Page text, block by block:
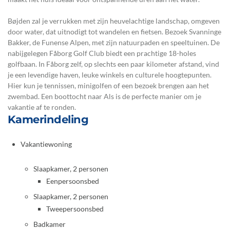
Bøjden zal je verrukken met zijn heuvelachtige landschap, omgeven
door water, dat uitnodigt tot wandelen en fietsen. Bezoek Svanninge
Bakker, de Funense Alpen, met zijn natuurpaden en speeltuinen. De
nabijgelegen Fåborg Golf Club biedt een prachtige 18-holes
golfbaan. In Fåborg zelf, op slechts een paar kilometer afstand, vind
je een levendige haven, leuke winkels en culturele hoogtepunten.
Hier kun je tennissen, minigolfen of een bezoek brengen aan het
zwembad. Een boottocht naar Als is de perfecte manier om je
vakantie af te ronden.
Kamerindeling
Vakantiewoning
Slaapkamer, 2 personen
Eenpersoonsbed
Slaapkamer, 2 personen
Tweepersoonsbed
Badkamer